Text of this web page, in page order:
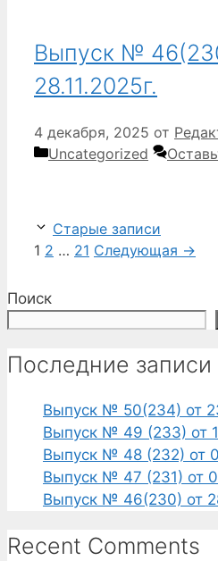
Выпуск №
28.11.2025г.
4 декабря, 2025 от
Рубрики
Uncategorized
Старые записи
Страница
1 Страница
2 … Страница
21 Следующая →
Поиск
Последние записи
Выпуск № 50(234) от
Выпуск № 49 (233) от
Выпуск № 48 (232) от
Выпуск № 47 (231) от
Выпуск № 46(230) от
Recent Comments